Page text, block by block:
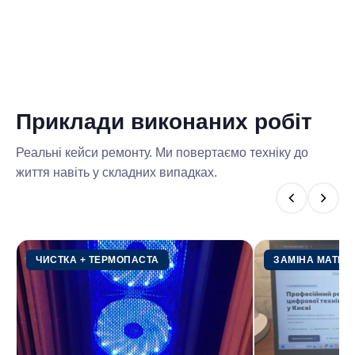
діагностика виплачується в розмірі
200 грн.
У вартість послуги входить
підключення та налаштування Wi-Fi
Інтернету, налаштування безпеки
точки доступу
Приклади виконаних робіт
Реальні кейси ремонту. Ми повертаємо техніку до
життя навіть у складних випадках.
ЧИСТКА + ТЕРМОПАСТА ЗАМІНА